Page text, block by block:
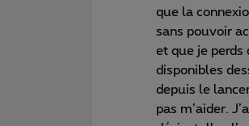
que la
sans pouvoir
et que je perds
disponibles
depuis le
pas m’aider.